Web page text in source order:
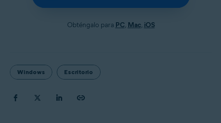
Obténgalo para PC, Mac, iOS
Windows Escritorio